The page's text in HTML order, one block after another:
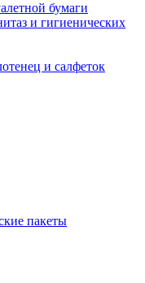
бумаги
и гигиенических
и салфеток
пакеты